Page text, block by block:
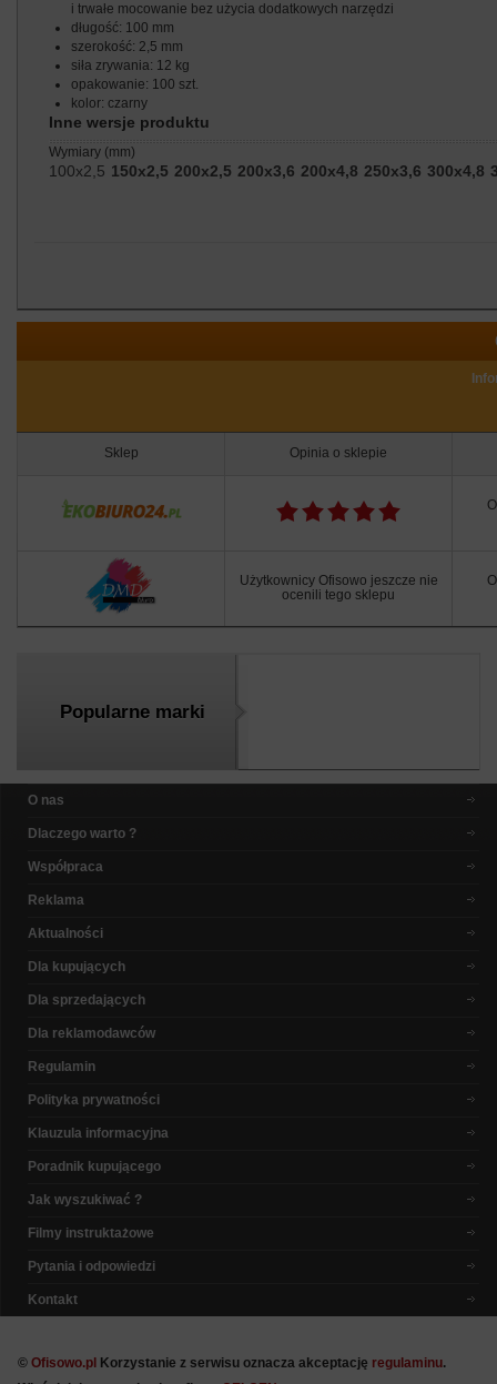
i trwałe mocowanie bez użycia dodatkowych narzędzi
długość: 100 mm
szerokość: 2,5 mm
siła zrywania: 12 kg
opakowanie: 100 szt.
kolor: czarny
Inne wersje produktu
wymiary (mm)
100x2,5 150x2,5 200x2,5 200x3,6 200x4,8 250x3,6 300x4,8
Sklep Opinia o sklepie
Użytkownicy Ofisowo jeszcze nie
ocenili tego sklepu
Popularne marki
O nas
Dlaczego warto ?
Współpraca
Reklama
Aktualności
Dla kupujących
Dla sprzedających
Dla reklamodawców
Regulamin
Polityka prywatności
Klauzula informacyjna
Poradnik kupującego
Jak wyszukiwać ?
Filmy instruktażowe
Pytania i odpowiedzi
Kontakt
© Ofisowo.pl Korzystanie z serwisu oznacza akceptację regulaminu.